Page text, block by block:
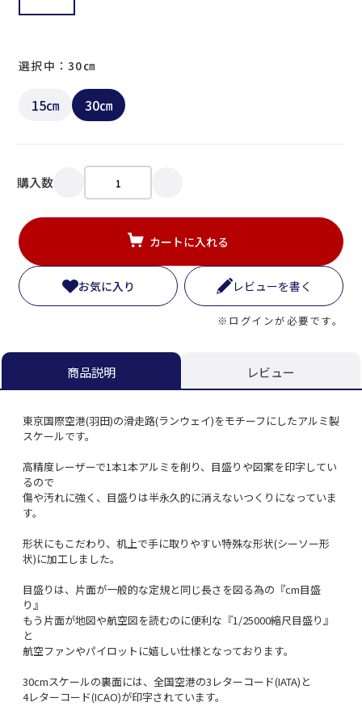
15㎝ 30㎝
選択中：30㎝
購入数
カートに入れる
お気に入り レビューを書く
※ログインが必要です。
商品説明 レビュー
東京国際空港(羽田)の滑走路(ランウェイ)をモチーフにしたアルミ製
スケールです。
高精度レーザーで1本1本アルミを削り、目盛りや図案を印字してい
るので
傷や汚れに強く、目盛りは半永久的に消えないつくりになっていま
す。
形状にもこだわり、机上で手に取りやすい特殊な形状(シーソー形
状)に加工しました。
目盛りは、片面が一般的な定規と同じ長さを図る為の『cm目盛
り』
もう片面が地図や航空図を読むのに便利な『1/25000縮尺目盛り』
と
航空ファンやパイロットに嬉しい仕様となっております。
30cmスケールの裏面には、全国空港の3レターコード(IATA)と
4レターコード(ICAO)が印字されています。